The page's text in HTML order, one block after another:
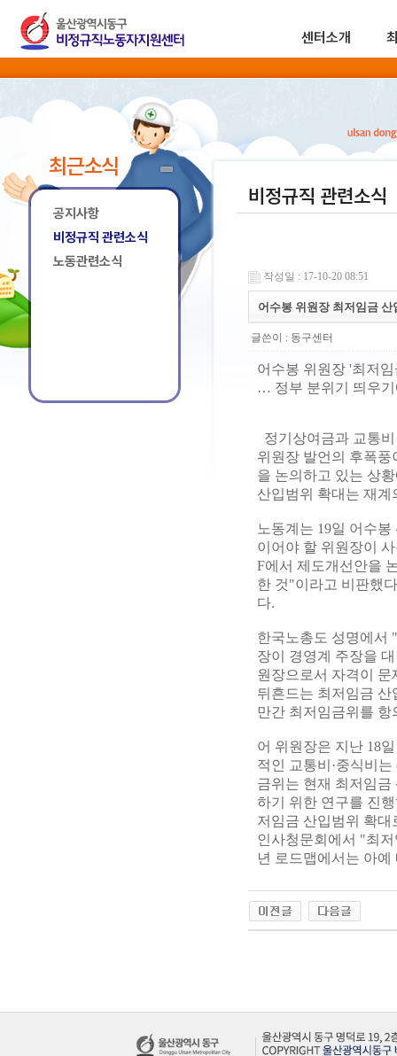
센터소개
최근소식
공지사항
비정규직 관련소식
노동관련소식
비정규직 관련소식
작성일 : 17-10-20 08:51
어수봉 위원장 최저임금
글쓴이 : 동구센터
어수봉 위원장 '최저
… 정부 분위기 띄우
정기상여금과 교통
위원장 발언의 후폭
을 논의하고 있는 상
산입범위 확대는 재계
노동계는 19일 어수
이어야 할 위원장이
F에서 제도개선안을
한 것"이라고 비판했
다.
한국노총도 성명에서
장이 경영계 주장을
원장으로서 자격이
뒤흔드는 최저임금
만간 최저임금위를
어 위원장은 지난 18
적인 교통비·중식비
금위는 현재 최저임
하기 위한 연구를 진
저임금 산입범위 확
인사청문회에서 "최
년 로드맵에서는 아